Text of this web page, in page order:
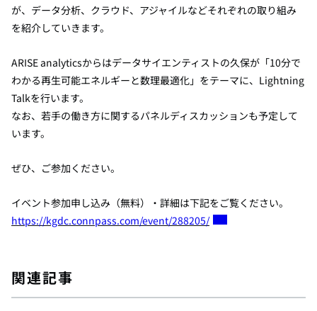
が、データ分析、クラウド、アジャイルなどそれぞれの取り組み
を紹介していきます。
ARISE analyticsからはデータサイエンティストの久保が「10分で
わかる再生可能エネルギーと数理最適化」をテーマに、Lightning
Talkを行います。
なお、若手の働き方に関するパネルディスカッションも予定して
います。
ぜひ、ご参加ください。
イベント参加申し込み（無料）・詳細は下記をご覧ください。
https://kgdc.connpass.com/event/288205/
関連記事